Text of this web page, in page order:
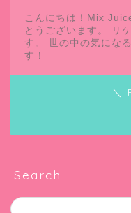
こんにちは！Mix
とうございます。 リ
す。 世の中の気にな
す！
＼
Search